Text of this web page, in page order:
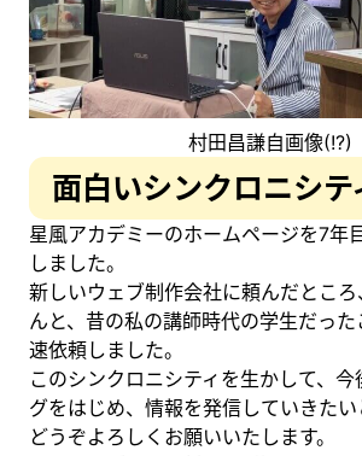
村田昌謙自画像(!?)
面白いシンクロニシテ
星風アカデミーのホームページを7年
しました。
新しいウェブ制作会社に頼んだとこ
んと、昔の私の講師時代の学生だっ
速依頼しました。
このシンクロニシティを生かして、
グをはじめ、情報を発信していきたい
どうぞよろしくお願いいたします。